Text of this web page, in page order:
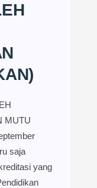
MUTU
saja
yang